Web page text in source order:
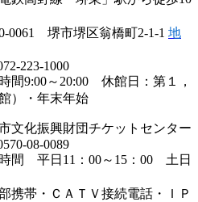
堺区翁橋町2-1-1 地
1000
休館日：第１，
）・年末年始
化振興財団チケットセンター
0089
：00～15：00 土日
Ｖ接続電話・ＩＰ